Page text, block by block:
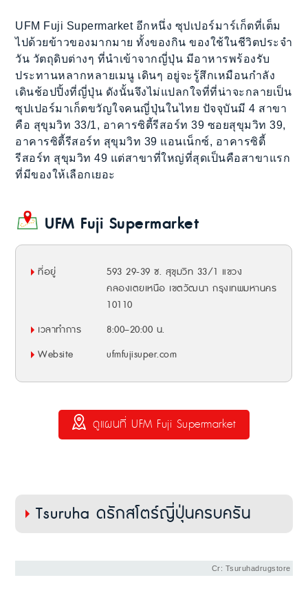
UFM Fuji Supermarket อีกหนึ่ง ซุปเปอร์มาร์เก็ตที่เต็ม
ไปด้วยข้าวของมากมาย ทั้งของกิน ของใช้ในชีวิตประจำ
วัน วัตถุดิบต่างๆ ที่นำเข้าจากญี่ปุ่น มีอาหารพร้องรับ
ประทานหลากหลายเมนู เดินๆ อยู่จะรู้สึกเหมือนกำลัง
เดินช้อปปิ้งที่ญี่ปุ่น ดังนั้นจึงไม่แปลกใจที่ที่น่าจะกลายเป็น
ซุปเปอร์มาเก็ตขวัญใจคนญี่ปุ่นในไทย ปัจจุบันมี 4 สาขา
คือ สุขุมวิท 33/1, อาคารซิตี้รีสอร์ท 39 ซอยสุขุมวิท 39,
อาคารซิตี้รีสอร์ท สุขุมวิท 39 แอนเน็กซ์, อาคารซิตี้
รีสอร์ท สุขุมวิท 49 แต่สาขาที่ใหญ่ที่สุดเป็นคือสาขาแรก
ที่มีของให้เลือกเยอะ
UFM Fuji Supermarket
ที่อยู่
593 29-39 ซ. สุขุมวิท 33/1 แขวง
คลองเตยเหนือ เขตวัฒนา กรุงเทพมหานคร
10110
เวลาทำการ
8:00–20:00 น.
Website
ufmfujisuper.com
ดูแผนที่ UFM Fuji Supermarket
Tsuruha ดรักสโตร์ญี่ปุ่นครบครัน
Cr: Tsuruhadrugstore